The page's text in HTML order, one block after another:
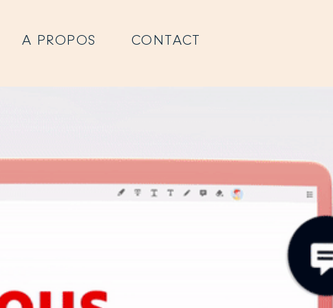
A PROPOS CONTACT